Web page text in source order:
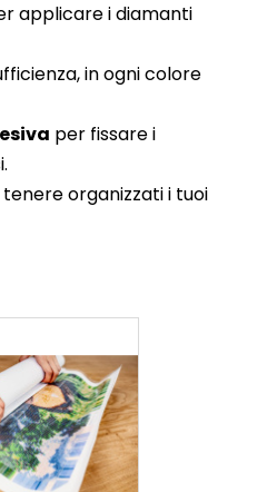
applicare i diamanti
in ogni colore
per fissare i
organizzati i tuoi